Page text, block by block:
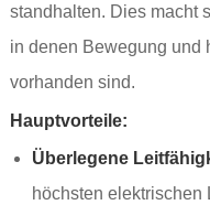
standhalten. Dies macht
in denen Bewegung und
vorhanden sind.
Hauptvorteile:
Überlegene
höchsten elektrischen